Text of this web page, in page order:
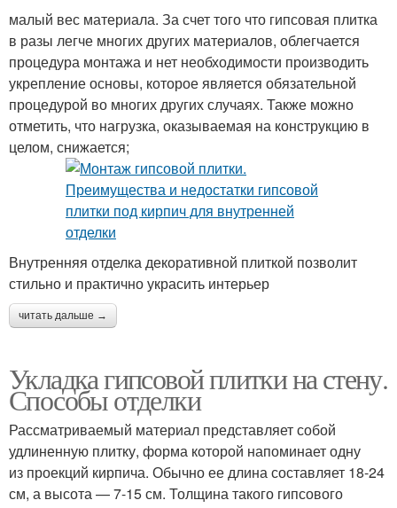
малый вес материала. За счет того что гипсовая плитка
в разы легче многих других материалов, облегчается
процедура монтажа и нет необходимости производить
укрепление основы, которое является обязательной
процедурой во многих других случаях. Также можно
отметить, что нагрузка, оказываемая на конструкцию в
целом, снижается;
Внутренняя отделка декоративной плиткой позволит
стильно и практично украсить интерьер
читать дальше →
Укладка гипсовой плитки на стену.
Способы отделки
Рассматриваемый материал представляет собой
удлиненную плитку, форма которой напоминает одну
из проекций кирпича. Обычно ее длина составляет 18-24
см, а высота — 7-15 см. Толщина такого гипсового